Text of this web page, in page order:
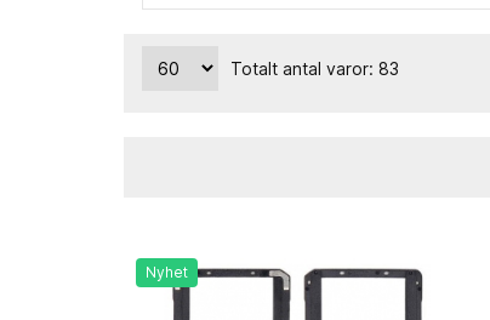
Totalt antal varor: 83
Nyhet